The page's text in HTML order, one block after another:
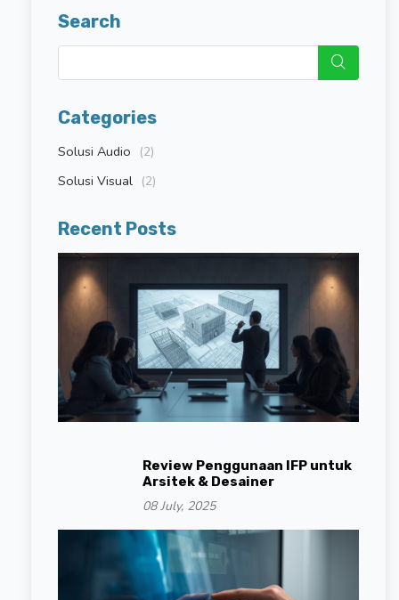
Search
Categories
Solusi Audio (2)
Solusi Visual (2)
Recent Posts
Review Penggunaan IFP untuk
Arsitek & Desainer
08 July, 2025